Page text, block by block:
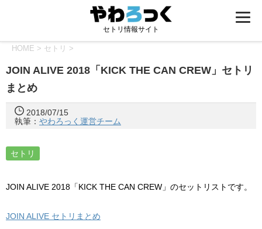
セトリ情報サイト
HOME > セトリ >
JOIN ALIVE 2018「KICK THE CAN CREW」セトリ
まとめ
2018/07/15
執筆： やわろっく運営チーム
セトリ
JOIN ALIVE 2018「KICK THE CAN CREW」のセットリストです。
JOIN ALIVE セトリまとめ